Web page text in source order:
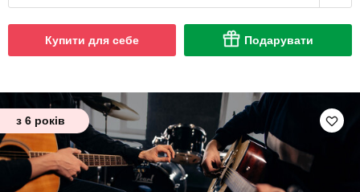
Купити для себе Подарувати
з 6 років